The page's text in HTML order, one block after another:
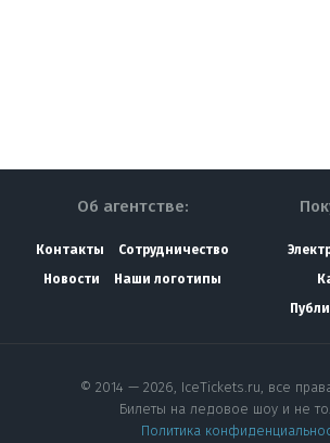
Об агентстве:
Контакты
Сотрудничество
Новости
Наши логотипы
© 2014 — 2026, IceTickets.ru, все
Билеты на ледовое шоу и не
Политика